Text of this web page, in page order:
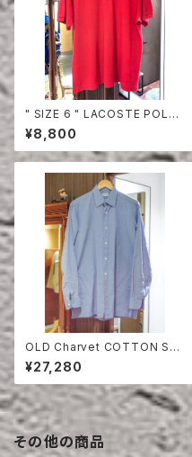
" SIZE 6 " LACOSTE POLO
SHIRT RED
¥8,800
OLD Charvet COTTON SHI
RT
¥27,280
その他の商品